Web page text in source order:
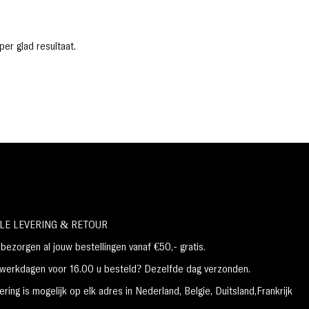
en voldoen aan cosmetische
onschuldige dieren.
glad resultaat.
LEVERING & RETOUR
al jouw bestellingen vanaf €50,- gratis.
voor 16.00 u besteld? Dezelfde dag verzonden.
is mogelijk op elk adres in Nederland, België, Duitsland,Frankrijk